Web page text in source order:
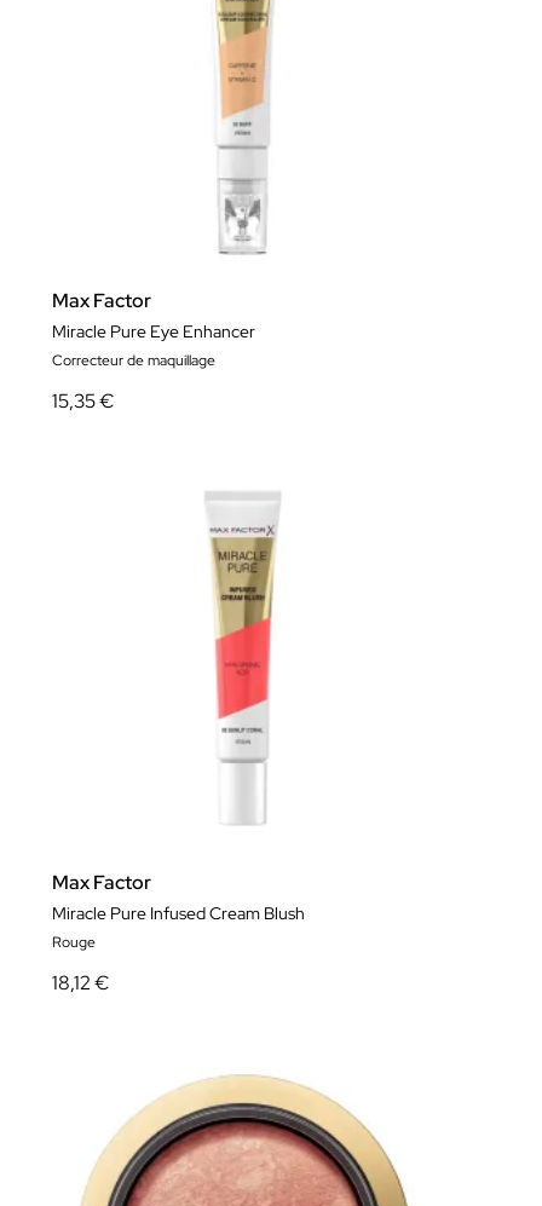
Max Factor
Miracle Pure Eye Enhancer
Correcteur de maquillage
15,35 €
Max Factor
Miracle Pure Infused Cream Blush
Rouge
18,12 €